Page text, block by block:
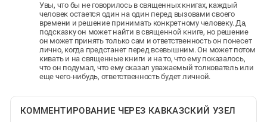
Увы, что бы не говорилось в священных книгах, каждый
человек остается один на один перед вызовами своего
времени и решение принимать конкретному человеку. Да,
подсказку он может найти в священной книге, но решение
он может принять только сам и ответственность он понесет
лично, когда предстанет перед всевышним. Он может потом
кивать и на священные книги и на то, что ему показалось,
что он подумал, что ему сказал уважаемый толкователь или
еще чего-нибудь, ответственность будет личной.
КОММЕНТИРОВАНИЕ ЧЕРЕЗ КАВКАЗСКИЙ УЗЕЛ